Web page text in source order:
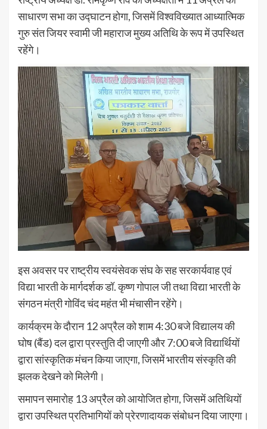
साधारण सभा का उद्घाटन होगा, जिसमें विश्वविख्यात आध्यात्मिक
गुरु संत जियर स्वामी जी महाराज मुख्य अतिथि के रूप में उपस्थित
रहेंगे।
इस अवसर पर राष्ट्रीय स्वयंसेवक संघ के सह सरकार्यवाह एवं
विद्या भारती के मार्गदर्शक डॉ. कृष्ण गोपाल जी तथा विद्या भारती के
संगठन मंत्री गोविंद चंद महंत भी मंचासीन रहेंगे।
कार्यक्रम के दौरान 12 अप्रैल को शाम 4:30 बजे विद्यालय की
घोष (बैंड) दल द्वारा प्रस्तुति दी जाएगी और 7:00 बजे विद्यार्थियों
द्वारा सांस्कृतिक मंचन किया जाएगा, जिसमें भारतीय संस्कृति की
झलक देखने को मिलेगी।
समापन समारोह 13 अप्रैल को आयोजित होगा, जिसमें अतिथियों
द्वारा उपस्थित प्रतिभागियों को प्रेरणादायक संबोधन दिया जाएगा।